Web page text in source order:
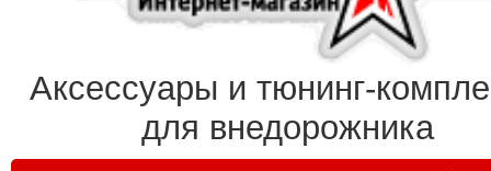
Аксессуары и тюнинг-
для внедорожника